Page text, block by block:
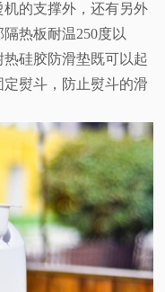
的支撑外，还有另外
热板耐温250度以
热硅胶防滑垫既可以起
熨斗，防止熨斗的滑